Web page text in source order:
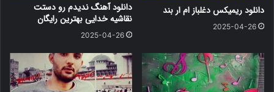
دانلود ریمیکس دغلباز ام ار بند
2025-04-26
دانلود آهنگ ندیدم رو دستت
نقاشیه خدایی بهترین رایگان
2025-04-26